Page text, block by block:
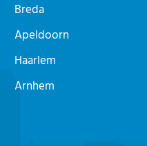
Breda
Apeldoorn
Haarlem
Arnhem